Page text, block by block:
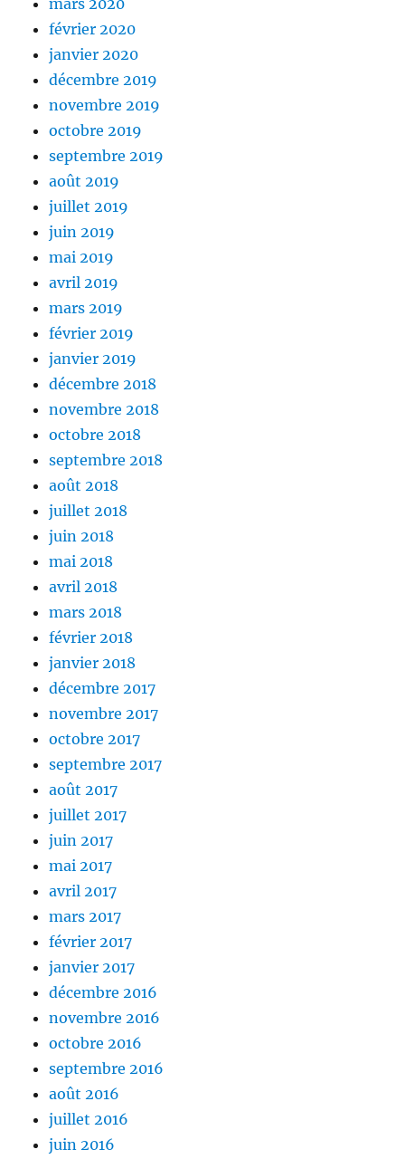
mars 2020
février 2020
janvier 2020
décembre 2019
novembre 2019
octobre 2019
septembre 2019
août 2019
juillet 2019
juin 2019
mai 2019
avril 2019
mars 2019
février 2019
janvier 2019
décembre 2018
novembre 2018
octobre 2018
septembre 2018
août 2018
juillet 2018
juin 2018
mai 2018
avril 2018
mars 2018
février 2018
janvier 2018
décembre 2017
novembre 2017
octobre 2017
septembre 2017
août 2017
juillet 2017
juin 2017
mai 2017
avril 2017
mars 2017
février 2017
janvier 2017
décembre 2016
novembre 2016
octobre 2016
septembre 2016
août 2016
juillet 2016
juin 2016